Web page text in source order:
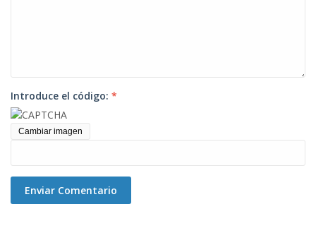
Introduce el código: *
Cambiar imagen
Enviar Comentario